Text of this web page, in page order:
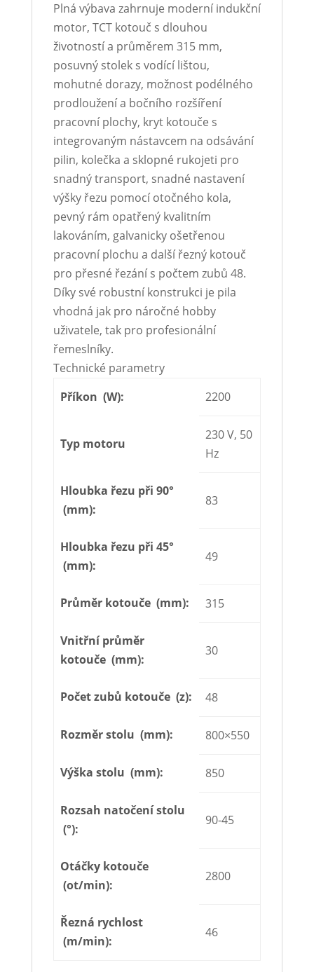
Plná výbava zahrnuje moderní indukční
motor, TCT kotouč s dlouhou
životností a průměrem 315 mm,
posuvný stolek s vodící lištou,
mohutné dorazy, možnost podélného
prodloužení a bočního rozšíření
pracovní plochy, kryt kotouče s
integrovaným nástavcem na odsávání
pilin, kolečka a sklopné rukojeti pro
snadný transport, snadné nastavení
výšky řezu pomocí otočného kola,
pevný rám opatřený kvalitním
lakováním, galvanicky ošetřenou
pracovní plochu a další řezný kotouč
pro přesné řezání s počtem zubů 48.
Díky své robustní konstrukci je pila
vhodná jak pro náročné hobby
uživatele, tak pro profesionální
řemeslníky.
Technické parametry
Příkon (W):
2200
Typ motoru
230 V, 50
Hz
Hloubka řezu při 90°
(mm):
83
Hloubka řezu při 45°
(mm):
49
Průměr kotouče (mm): 315
Vnitřní průměr
kotouče (mm):
30
Počet zubů kotouče (z): 48
Rozměr stolu (mm): 800×550
Výška stolu (mm): 850
Rozsah natočení stolu
(°):
90-45
Otáčky kotouče
(ot/min):
2800
Řezná rychlost
(m/min):
46